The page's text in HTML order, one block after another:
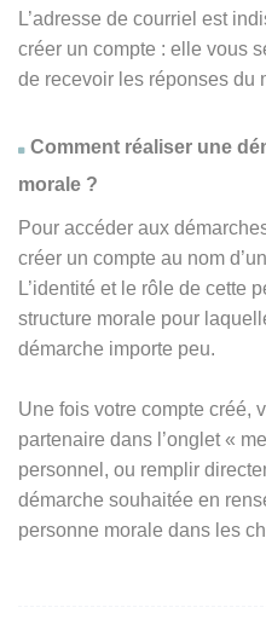
L’adresse de courriel est
créer un compte : elle vous
de recevoir les réponses du
Comment réaliser une
morale ?
Pour accéder aux
créer un compte au nom
L’identité et le rôle de cette
structure morale pour
démarche importe peu.
Une fois votre compte créé,
partenaire dans l’onglet «
personnel, ou remplir
démarche souhaitée en
personne morale dans les